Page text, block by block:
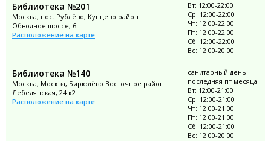
Библиотека №201
Москва, пос. Рублёво, Кунцево район
Обводное шоссе, 6
Расположение на карте
Вт: 12:00-22:00
Ср: 12:00-22:00
Чт: 12:00-22:00
Пт: 12:00-22:00
Сб: 12:00-22:00
Вс: 12:00-20:00
Библиотека №140
Москва, Москва, Бирюлёво Восточное район
Лебедянская, 24 к2
Расположение на карте
санитарный день:
последняя пт месяца
Вт: 12:00-21:00
Ср: 12:00-21:00
Чт: 12:00-21:00
Пт: 12:00-21:00
Сб: 12:00-21:00
Вс: 12:00-20:00